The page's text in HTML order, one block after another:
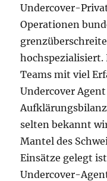
Undercover-
Operationen
hochspezialisiert.
Teams mit viel
Undercover
selten bekannt
Mantel des
Einsätze gelegt
Undercover-